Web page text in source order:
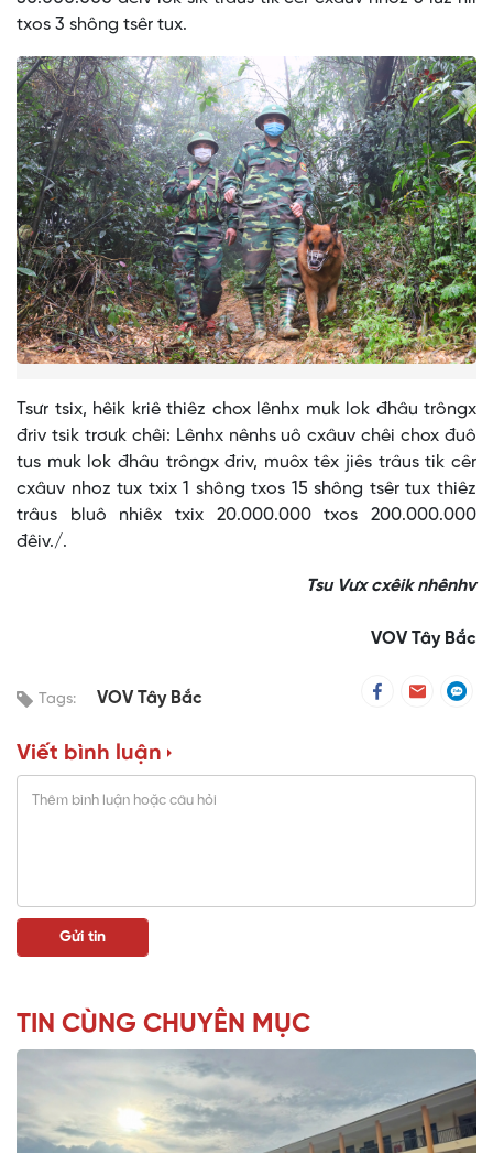
txos 3 shông tsêr tux.
Tsưr tsix, hêik kriê thiêz chox lênhx muk lok đhâu trôngx
đriv tsik trơưk chêi: Lênhx nênhs uô cxâuv chêi chox đuô
tus muk lok đhâu trôngx đriv, muôx têx jiês trâus tik cêr
cxâuv nhoz tux txix 1 shông txos 15 shông tsêr tux thiêz
trâus bluô nhiêx txix 20.000.000 txos 200.000.000
đêiv./.
Tsu Vưx cxêik nhênhv
VOV Tây Bắc
Tags: VOV Tây Bắc
Viết bình luận
TIN CÙNG CHUYÊN MỤC